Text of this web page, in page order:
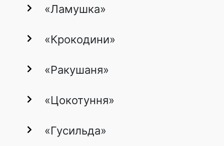
«Ламушка»
«Крокодини»
«Ракушаня»
«Цокотуння»
«Гусильда»